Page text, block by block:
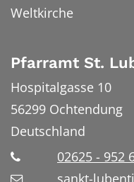
Weltkirche
Pfarramt St.
Hospitalgasse 10
56299 Ochtendung
Deutschland
02625 - 952
sankt-